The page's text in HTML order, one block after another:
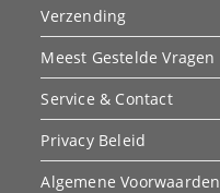
Verzending
Meest Gestelde Vragen
Service & Contact
Privacy Beleid
Algemene Voorwaarden